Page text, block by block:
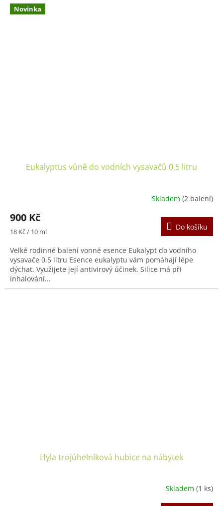
Novinka
Eukalyptus vůně do vodních vysavačů 0,5 litru
produktu
je
5,0
z
5
hvězdiček.
Skladem(2 balení)
900 Kč
Měrná
18 Kč / 10 ml Do košíku
Velké rodinné balení vonné esence Eukalypt do vodního
vysavače 0,5 litru Esence eukalyptu vám pomáhají lépe
dýchat. Využijete její antivirový účinek. Silice má při
inhalování...
Hyla trojúhelníková hubice na nábytek
Skladem (1 ks)